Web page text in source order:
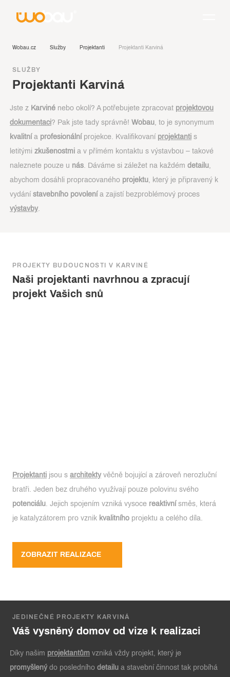
Wobau.cz Služby Projektanti Projektanti Karviná
SLUŽBY
Projektanti Karviná
Jste z Karviné nebo okolí? A potřebujete zpracovat projektovou
dokumentaci? Pak jste tady správně! Wobau, to je synonymum
kvalitní a profesionální projekce. Kvalifikovaní projektanti s
letitými zkušenostmi a v přímém kontaktu s výstavbou – takové
naleznete pouze u nás. Dáváme si záležet na každém detailu,
abychom dosáhli propracovaného projektu, který je připravený k
vydání stavebního povolení a zajistí bezproblémový proces
výstavby.
PROJEKTY BUDOUCNOSTI V KARVINÉ
Naši projektanti navrhnou a zpracují
projekt Vašich snů
Projektanti jsou s architekty věčně bojující a zároveň nerozluční
bratři. Jeden bez druhého využívají pouze polovinu svého
potenciálu. Jejich spojením vzniká vysoce reaktivní směs, která
je katalyzátorem pro vznik kvalitního projektu a celého díla.
ZOBRAZIT REALIZACE
JEDINEČNÉ PROJEKTY KARVINÁ
Váš vysněný domov od vize k realizaci
Díky našim projektantům vzniká vždy projekt, který je
promyšlený do posledního detailu a stavební činnost tak probíhá